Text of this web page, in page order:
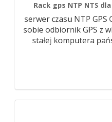
Rack gps NTP NTS
serwer czasu NTP GPS
sobie odbiornik GPS z
stałej komputera